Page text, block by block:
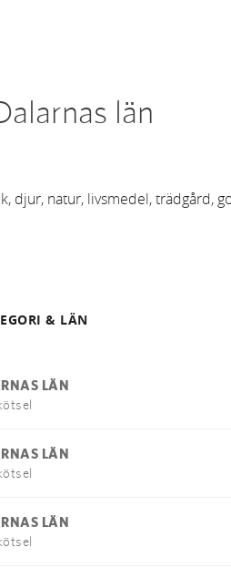
län
djur, natur, livsmedel, trädgård,
& LÄN
LÄN
LÄN
LÄN